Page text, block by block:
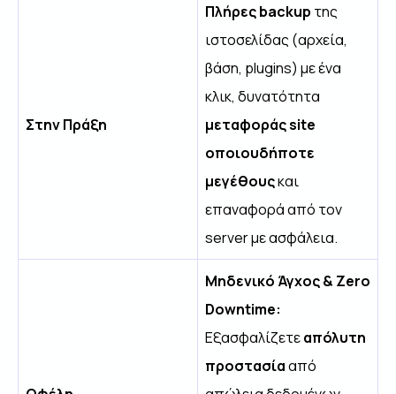
Στην Πράξη
Πλήρες backup της
ιστοσελίδας (αρχεία,
βάση, plugins) με ένα
κλικ, δυνατότητα
μεταφοράς site
οποιουδήποτε
μεγέθουςκαι
επαναφορά από τον
server με ασφάλεια.
Μηδενικό Άγχος & Zero
Downtime:
Εξασφαλίζετεαπόλυτη
προστασίααπό